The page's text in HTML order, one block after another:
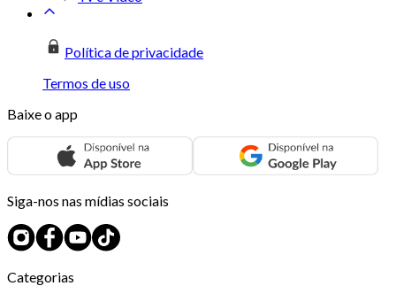
Política de privacidade
Termos de uso
Baixe o app
Siga-nos nas mídias sociais
Categorias